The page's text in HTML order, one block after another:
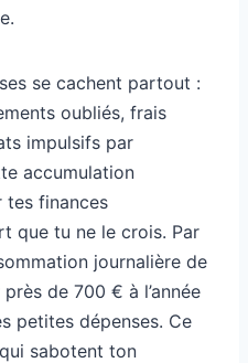
se cachent partout :
oubliés, frais
impulsifs par
accumulation
tes finances
que tu ne le crois. Par
journalière de
de 700 € à l’année
petites dépenses. Ce
sabotent ton